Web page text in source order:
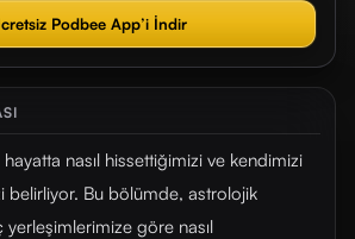
Podbee App’i İndir
nasıl hissettiğimizi ve kendimizi
belirliyor. Bu bölümde, astrolojik
yerleşimlerimize göre nasıl